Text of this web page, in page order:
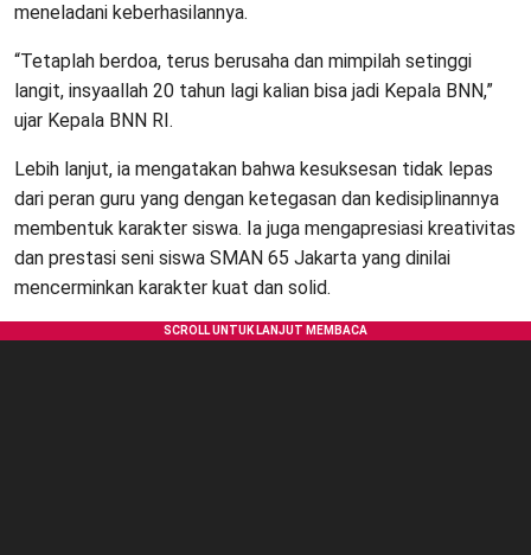
meneladani keberhasilannya.
“Tetaplah berdoa, terus berusaha dan mimpilah setinggi
langit, insyaallah 20 tahun lagi kalian bisa jadi Kepala BNN,”
ujar Kepala BNN RI.
Lebih lanjut, ia mengatakan bahwa kesuksesan tidak lepas
dari peran guru yang dengan ketegasan dan kedisiplinannya
membentuk karakter siswa. Ia juga mengapresiasi kreativitas
dan prestasi seni siswa SMAN 65 Jakarta yang dinilai
mencerminkan karakter kuat dan solid.